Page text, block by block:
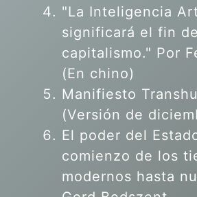
"La Inteligencia
significará el fin
capitalismo." Por
(En chino)
Manifiesto
(Versión de
El poder del
comienzo de los
modernos hasta